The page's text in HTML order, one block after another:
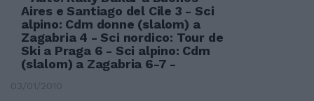
Aires e Santiago del Cile 3 - Sci
alpino: Cdm donne (slalom) a
Zagabria 4 - Sci nordico: Tour de
Ski a Praga 6 - Sci alpino: Cdm
(slalom) a Zagabria 6-7 -
03/01/2010